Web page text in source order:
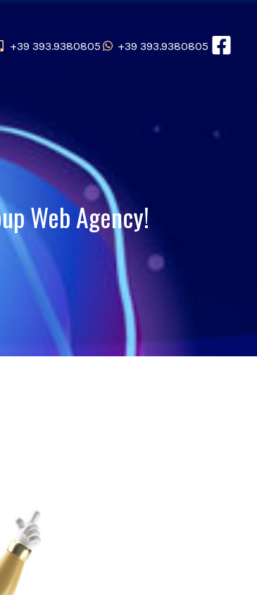
+39 393.9380805 +39 393.9380805
Web Agency!